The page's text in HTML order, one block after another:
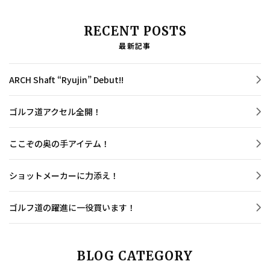
RECENT POSTS
最新記事
ARCH Shaft “Ryujin” Debut!!
ゴルフ道アクセル全開！
ここぞの奥の手アイテム！
ショットメーカーに力添え！
ゴルフ道の躍進に一役買います！
BLOG CATEGORY